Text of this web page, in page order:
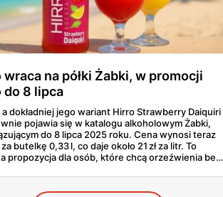
wraca na półki Żabki, w promocji
do 8 lipca
a dokładniej jego wariant Hirro Strawberry Daiquiri
pojawia się w katalogu alkoholowym Żabki,
do 8 lipca 2025 roku. Cena wynosi teraz
za butelkę 0,33 l, co daje około 21 zł za litr. To
propozycja dla osób, które chcą orzeźwienia bez
marką Hirro budzi ciekawość, bo choć już była
w marcu i kwietniu, to powrót takiego hitu